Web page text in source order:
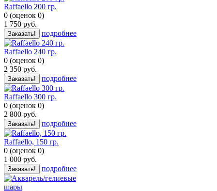
Raffaello 200 гр.
0 (оценок 0)
1 750 руб.
Заказать! подробнее
Raffaello 240 гр.
0 (оценок 0)
2 350 руб.
Заказать! подробнее
Raffaello 300 гр.
0 (оценок 0)
2 800 руб.
Заказать! подробнее
Raffaello, 150 гр.
0 (оценок 0)
1 000 руб.
Заказать! подробнее